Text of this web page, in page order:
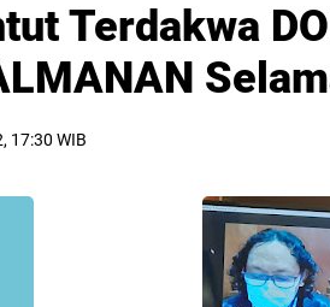
Terdakwa
17:30 WIB